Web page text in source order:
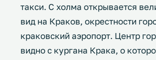
такси. С холма открывается
вид на Краков, окрестности
краковский аэропорт. Центр
видно с кургана Крака, о